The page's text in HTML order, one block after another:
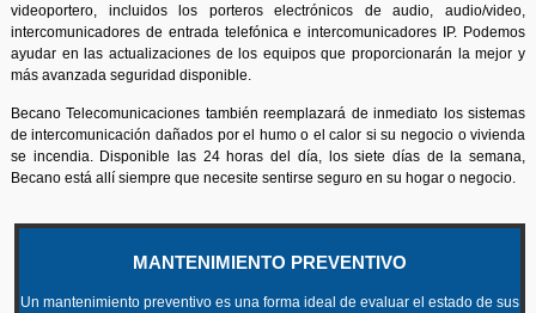
videoportero, incluidos los porteros electrónicos de audio, audio/video,
intercomunicadores de entrada telefónica e intercomunicadores IP. Podemos
ayudar en las actualizaciones de los equipos que proporcionarán la mejor y
más avanzada seguridad disponible.
Becano Telecomunicaciones también reemplazará de inmediato los sistemas
de intercomunicación dañados por el humo o el calor si su negocio o vivienda
se incendia. Disponible las 24 horas del día, los siete días de la semana,
Becano está allí siempre que necesite sentirse seguro en su hogar o negocio.
MANTENIMIENTO PREVENTIVO
Un mantenimiento preventivo es una forma ideal de evaluar el estado de sus